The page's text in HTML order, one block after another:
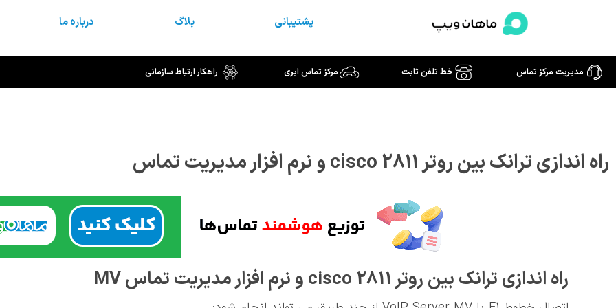
محتوا
پشتیبانی بلاگ درباره ما
مدیریت مرکز تماس خط تلفن ثابت مرکز تماس ابری راهکار ارتباط سازمانی
راه اندازی ترانک بین روتر cisco 2811 و نرم‌ افزار مدیریت تماس
راه اندازی ترانک بین روترcisco 2811 و نرم افزار مدیریت تماسMV